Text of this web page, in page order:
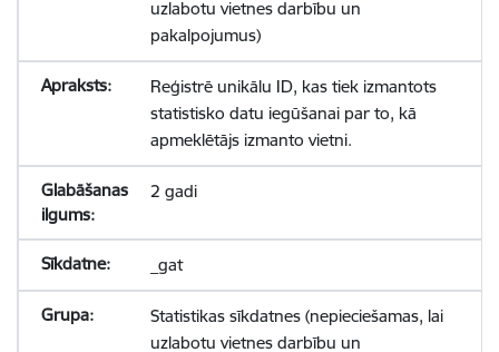
uzlabotu vietnes darbību un
pakalpojumus)
Reģistrē unikālu ID, kas tiek izmantots
statistisko datu iegūšanai par to, kā
apmeklētājs izmanto vietni.
2 gadi
_gat
Statistikas sīkdatnes (nepieciešamas, lai
uzlabotu vietnes darbību un